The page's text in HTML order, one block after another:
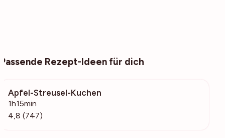
Passende Rezept-Ideen für dich
Apfel-Streusel-Kuchen
1h15min
4,8 (747)